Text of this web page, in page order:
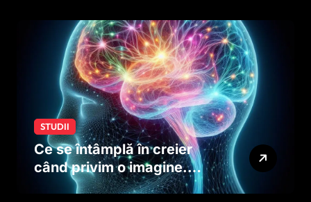
dinainte de naștere
STUDII
Ce se întâmplă în creier
când privim o imagine.
Studiul care explică rolul